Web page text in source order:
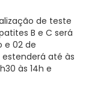
de teste
B e C será
e 02 de
até às
às 14h e